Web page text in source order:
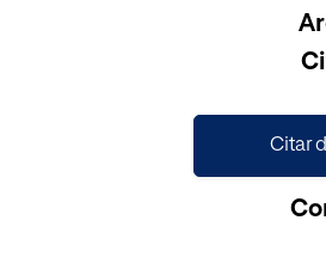
Citar